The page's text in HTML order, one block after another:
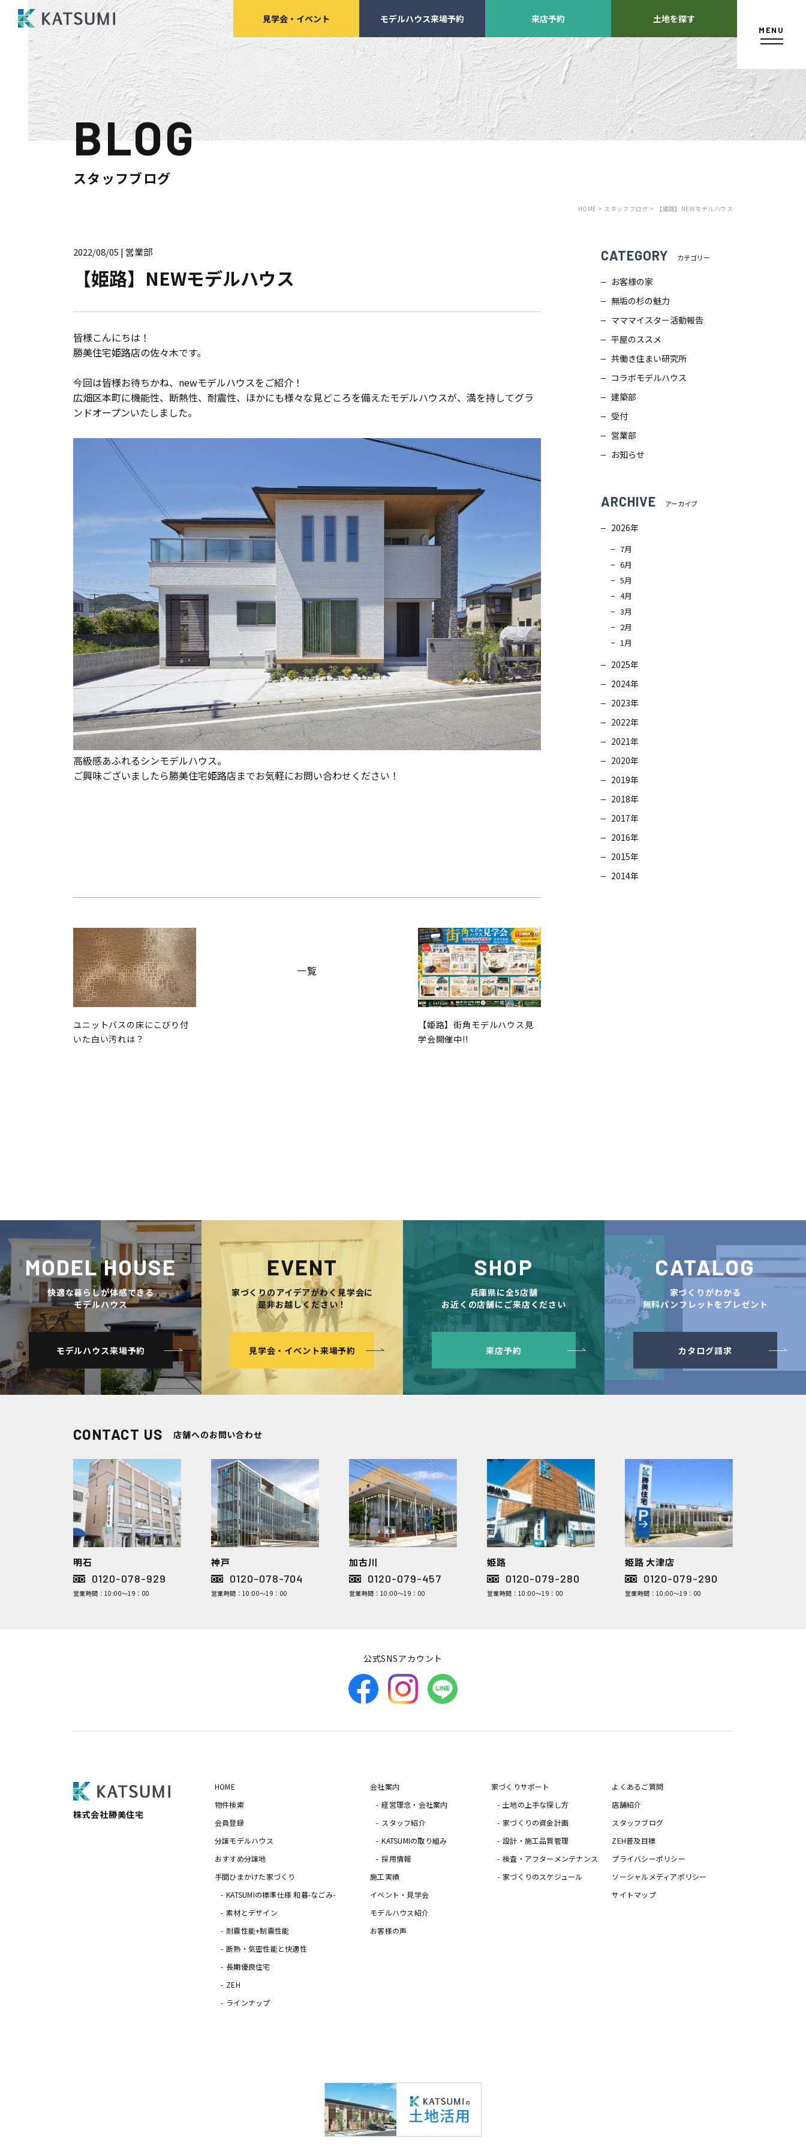
モデルハウス来場予約
物件検索
会員登録
おすすめ分譲地
手間ひまかけた家づくり
素材とデザイン
耐震性能+制震性能
断熱・気密性能と快適性
長期優良住宅
ZEH
ラインナップ
採用情報
よくあるご質問
店舗紹介
スタッフブログ
ZEH普及目標
ソーシャルメディアポリシー
サイトマップ
見学会 ・ イベント モデルハウス来場予約 来店予約 土地を探す
MENU
BLOG
スタッフブログ
HOME > スタッフブログ > 【姫路】NEWモデルハウス
2022/08/05 | 営業部
【姫路】NEWモデルハウス
皆様こんにちは！
勝美住宅姫路店の佐々木です。
今回は皆様お待ちかね、newモデルハウスをご紹介！
広畑区本町に機能性、断熱性、耐震性、ほかにも様々な見どころを備えたモデルハウスが、満を持してグラ
ンドオープンいたしました。
高級感あふれるシンモデルハウス。
ご興味ございましたら勝美住宅姫路店までお気軽にお問い合わせください！
ユニットバスの床にこびり付
いた白い汚れは？
一覧
【姫路】街角モデルハウス見
学会開催中!!
CATEGORY カテゴリー
お客様の家
無垢の杉の魅力
マママイスター活動報告
平屋のススメ
共働き住まい研究所
コラボモデルハウス
建築部
受付
営業部
お知らせ
ARCHIVE アーカイブ
2026年
7月
6月
5月
4月
3月
2月
1月
2025年
2024年
2023年
2022年
2021年
2020年
2019年
2018年
2017年
2016年
2015年
2014年
MODEL HOUSE
快適な暮らしが体感できる
モデルハウス
モデルハウス来場予約
EVENT
家づくりのアイデアがわく見学会に
是非お越しください！
見学会・イベント来場予約
SHOP
兵庫県に全5店舗
お近くの店舗にご来店ください
来店予約
CATALOG
家づくりがわかる
無料パンフレットをプレゼント
カタログ請求
CONTACT US 店舗へのお問い合わせ
明石
0120-078-929
営業時間：10:00～19：00
神戸
0120-078-704
営業時間：10:00～19：00
加古川
0120-079-457
営業時間：10:00～19：00
姫路
0120-079-280
営業時間：10:00～19：00
姫路 大津店
0120-079-290
営業時間：10:00～19：00
公式SNSアカウント
株式会社勝美住宅
HOME
物件検索
会員登録
分譲モデルハウス
おすすめ分譲地
手間ひまかけた家づくり
KATSUMIの標準仕様 和暮-なごみ-
素材とデザイン
耐震性能+制震性能
断熱・気密性能と快適性
長期優良住宅
ZEH
ラインナップ
会社案内
経営理念・会社案内
スタッフ紹介
KATSUMIの取り組み
採用情報
施工実績
イベント・見学会
モデルハウス紹介
お客様の声
家づくりサポート
土地の上手な探し方
家づくりの資金計画
設計・施工品質管理
検査・アフターメンテナンス
家づくりのスケジュール
よくあるご質問
店舗紹介
スタッフブログ
ZEH普及目標
プライバシーポリシー
ソーシャルメディアポリシー
サイトマップ